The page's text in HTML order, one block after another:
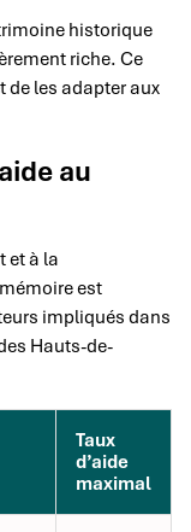
historique
riche. Ce
de les adapter aux
au
et à la
est
impliqués dans
Hauts-de-
Taux
d’aide
maximal